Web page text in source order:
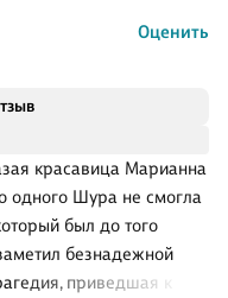
красавица Марианна
одного Шура не смогла
был до того
безнадежной
приведшая к
Оценить